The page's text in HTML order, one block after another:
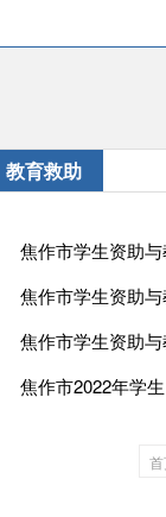
教育救助
焦作市学生资助
焦作市学生资助
焦作市学生资助
焦作市2022年学